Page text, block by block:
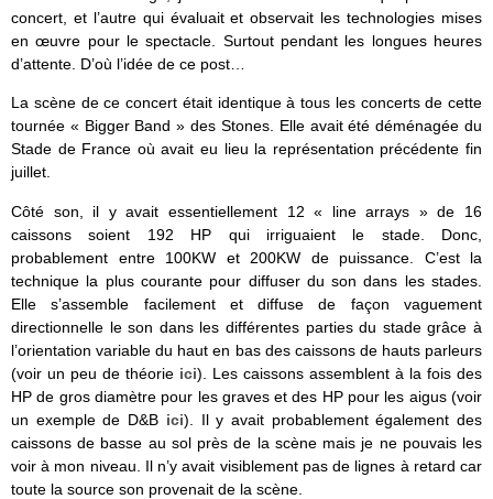
concert, et l’autre qui évaluait et observait les technologies mises
en œuvre pour le spectacle. Surtout pendant les longues heures
d’attente. D’où l’idée de ce post…
La scène de ce concert était identique à tous les concerts de cette
tournée « Bigger Band » des Stones. Elle avait été déménagée du
Stade de France où avait eu lieu la représentation précédente fin
juillet.
Côté son, il y avait essentiellement 12 « line arrays » de 16
caissons soient 192 HP qui irriguaient le stade. Donc,
probablement entre 100KW et 200KW de puissance. C’est la
technique la plus courante pour diffuser du son dans les stades.
Elle s’assemble facilement et diffuse de façon vaguement
directionnelle le son dans les différentes parties du stade grâce à
l’orientation variable du haut en bas des caissons de hauts parleurs
(voir un peu de théorie ici). Les caissons assemblent à la fois des
HP de gros diamètre pour les graves et des HP pour les aigus (voir
un exemple de D&B ici). Il y avait probablement également des
caissons de basse au sol près de la scène mais je ne pouvais les
voir à mon niveau. Il n’y avait visiblement pas de lignes à retard car
toute la source son provenait de la scène.